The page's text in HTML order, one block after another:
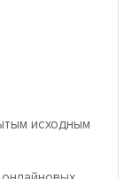
исходным